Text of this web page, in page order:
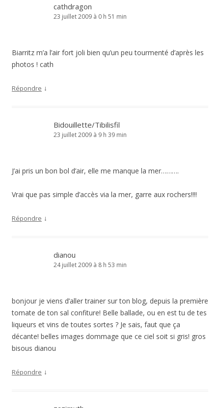
cathdragon
23 juillet 2009 à 0 h 51 min
Biarritz m’a l’air fort joli bien qu’un peu tourmenté d’après les
photos ! cath
Répondre ↓
Bidouillette/Tibilisfil
23 juillet 2009 à 9 h 39 min
J’ai pris un bon bol d’air, elle me manque la mer……….
Vrai que pas simple d’accès via la mer, garre aux rochers!!!!
Répondre ↓
dianou
24 juillet 2009 à 8 h 53 min
bonjour je viens d’aller trainer sur ton blog, depuis la première
tomate de ton sal confiture! Belle ballade, ou en est tu de tes
liqueurs et vins de toutes sortes ? Je sais, faut que ça
décante! belles images dommage que ce ciel soit si gris! gros
bisous dianou
Répondre ↓